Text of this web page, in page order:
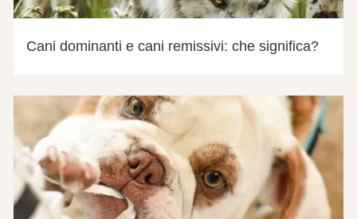
Cani dominanti e cani remissivi: che significa?